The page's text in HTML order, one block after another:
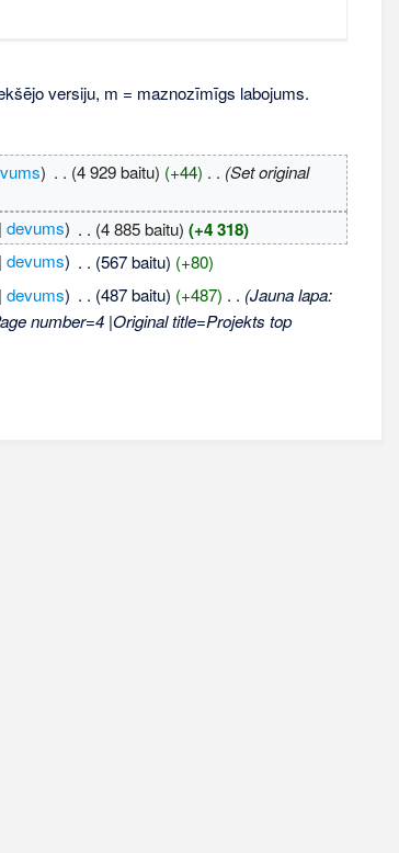
versiju, m = maznozīmīgs labojums.
) . . (4 929 baitu) (+44) . . (Set original
|devums) . . (4 885 baitu) (+4 318)
|devums) . . (567 baitu) (+80)
|devums) . . (487 baitu) (+487) . . (Jauna lapa:
number=4 |Original title=Projekts top